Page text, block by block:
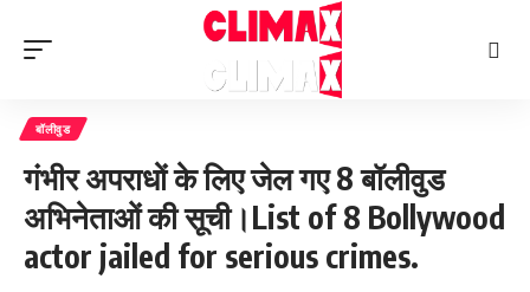
बॉलीवुड
गंभीर अपराधों के लिए जेल गए 8 बॉलीवुड
अभिनेताओं की सूची।List of 8 Bollywood
actor jailed for serious crimes.